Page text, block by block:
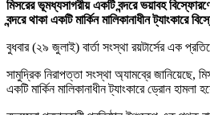
মিসরের ভূমধ্যসাগরীয় একটি বন্দরে ভয়াবহ
বন্দরে থাকা একটি মার্কিন মালিকানাধীন ট্যাংকারে
বুধবার (২৯ জুলাই) বার্তা সংস্থা রয়টার্সের এক
সামুদ্রিক নিরাপত্তা সংস্থা অ্যামব্রে জানিয়েছে,
একটি মার্কিন মালিকানাধীন ট্যাংকারে ড্রোন হামলা